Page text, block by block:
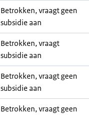
Betrokken, vraagt geen
subsidie aan
Betrokken, vraagt
subsidie aan
Betrokken, vraagt geen
subsidie aan
Betrokken, vraagt geen